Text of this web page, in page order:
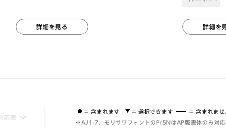
詳細を見る 詳細を
応表
= 含まれます = 選択できます
= 含まれませ
※AJ1-7、モリサワフォントのPr5NはAP版書体のみ対応